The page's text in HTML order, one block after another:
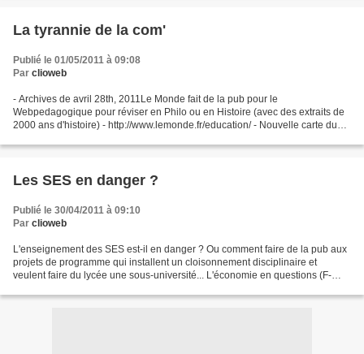
La tyrannie de la com'
Publié le 01/05/2011 à 09:08
Par clioweb
- Archives de avril 28th, 2011Le Monde fait de la pub pour le
Webpedagogique pour réviser en Philo ou en Histoire (avec des extraits de
2000 ans d'histoire) - http://www.lemonde.fr/education/ - Nouvelle carte du
http://www.rfi.fr/actufr/images/112/carte_seisme432.jpg...
Les SES en danger ?
Publié le 30/04/2011 à 09:10
Par clioweb
L'enseignement des SES est-il en danger ? Ou comment faire de la pub aux
projets de programme qui installent un cloisonnement disciplinaire et
veulent faire du lycée une sous-université... L'économie en questions (F-